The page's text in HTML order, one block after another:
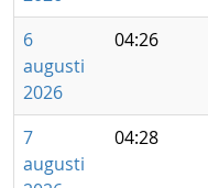
6
augusti
2026
04:26
7
augusti
04:28